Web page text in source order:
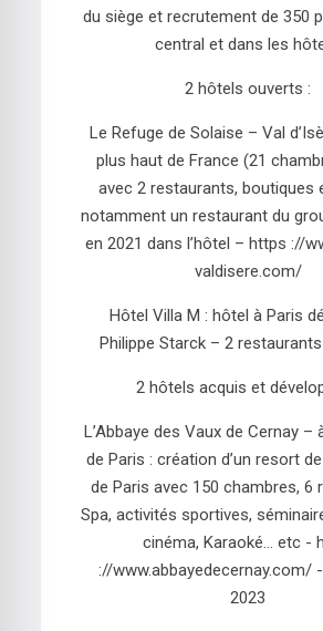
du siège et recrutement de 350
central et dans les
2 hôtels ouverts :
Le Refuge de Solaise – Val
plus haut de France (21
avec 2 restaurants, boutiques
notamment un restaurant du
en 2021 dans l’hôtel – https ://
valdisere.com/
Hôtel Villa M : hôtel à Paris
Philippe Starck – 2
2 hôtels acquis et
L’Abbaye des Vaux de Cernay –
de Paris : création d’un resort
de Paris avec 150 chambres, 6
Spa, activités sportives,
cinéma, Karaoké… etc -
://www.abbayedecernay.com/
2023